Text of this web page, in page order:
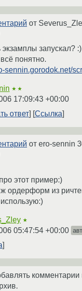
от
экзамплы запускал?
понятно.
sennin.gorodok.net/
★★
17:09:43 +00:00
ответ
Ссылка
от ero-sennin
этот пример:)
ж ордерформ из
★
05:47:54 +00:00
комментарии